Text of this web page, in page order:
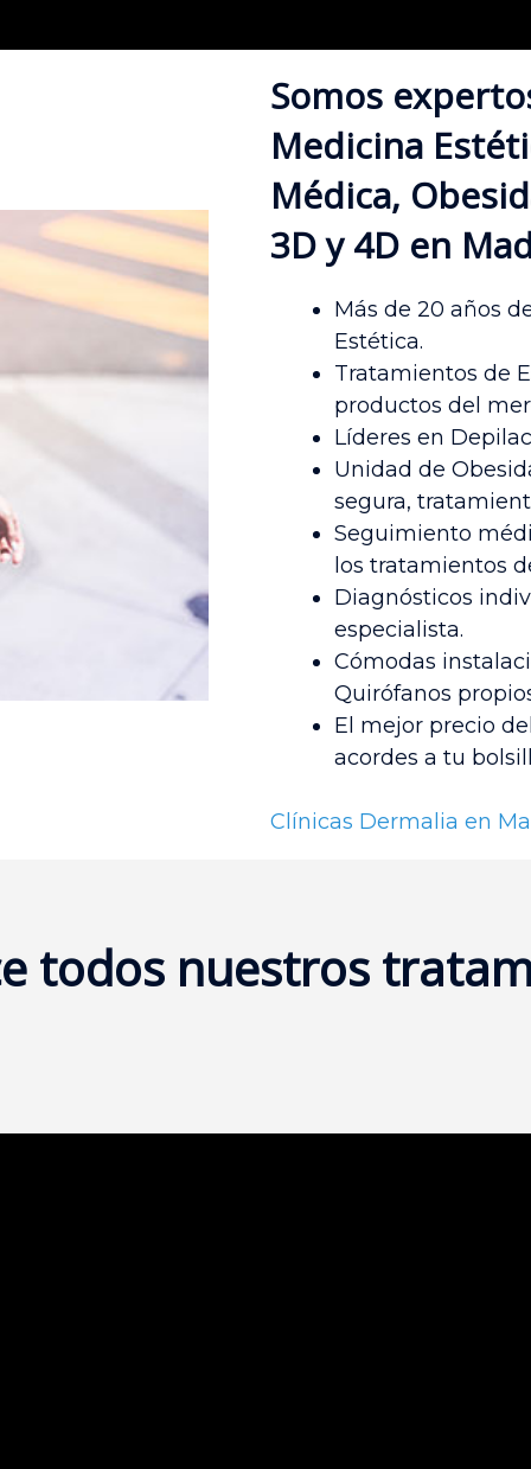
Somos
Medicina
Médica,
3D y 4D en
Más de 20 años
Estética.
Tratamientos de
productos del
Líderes en
Unidad de
segura,
Seguimiento
los tratamientos
Diagnósticos
especialista.
Cómodas
Quirófanos
El mejor precio
acordes a tu
Clínicas Dermalia en
todos nuestros